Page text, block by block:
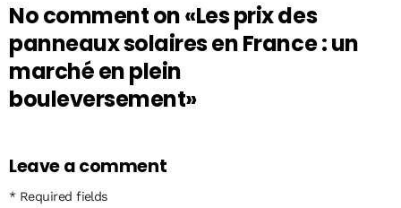
No comment on«Les prix des
panneaux solaires en France : un
marché en plein
bouleversement»
Leave a comment
* Required fields